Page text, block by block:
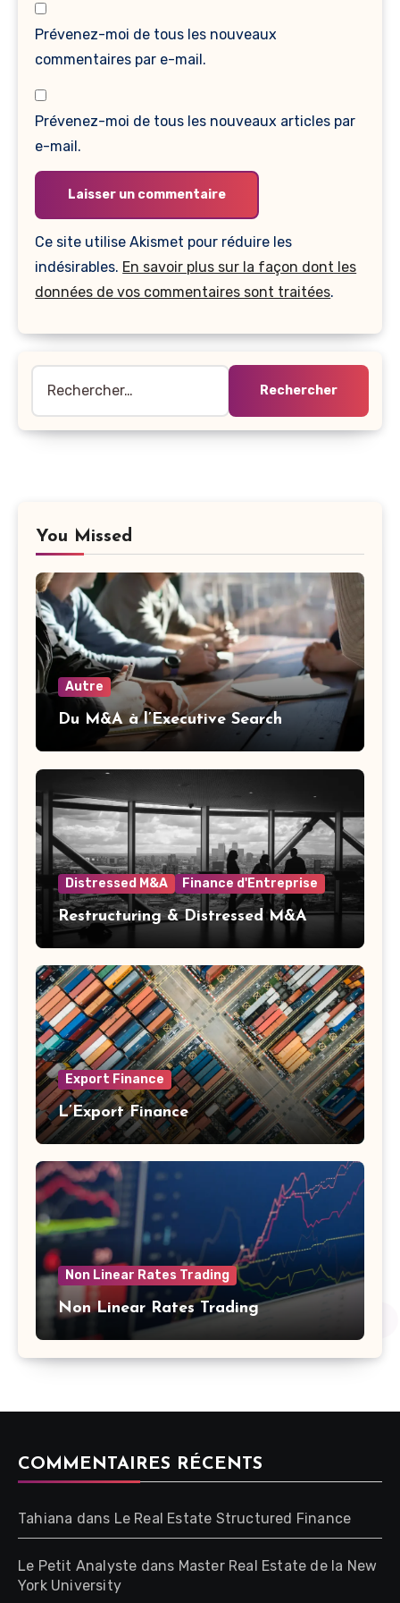
Prévenez-moi de tous les nouveaux
commentaires par e-mail.
Prévenez-moi de tous les nouveaux articles par
e-mail.
Ce site utilise Akismet pour réduire les
indésirables. En savoir plus sur la façon dont les
données de vos commentaires sont traitées.
You Missed
Autre
Du M&A à l’Executive Search
Distressed M&A Finance d'Entreprise
Restructuring & Distressed M&A
Export Finance
L’Export Finance
Non Linear Rates Trading
Non Linear Rates Trading
COMMENTAIRES RÉCENTS
Tahiana dans Le Real Estate Structured Finance
Le Petit Analyste dans Master Real Estate de la New
York University